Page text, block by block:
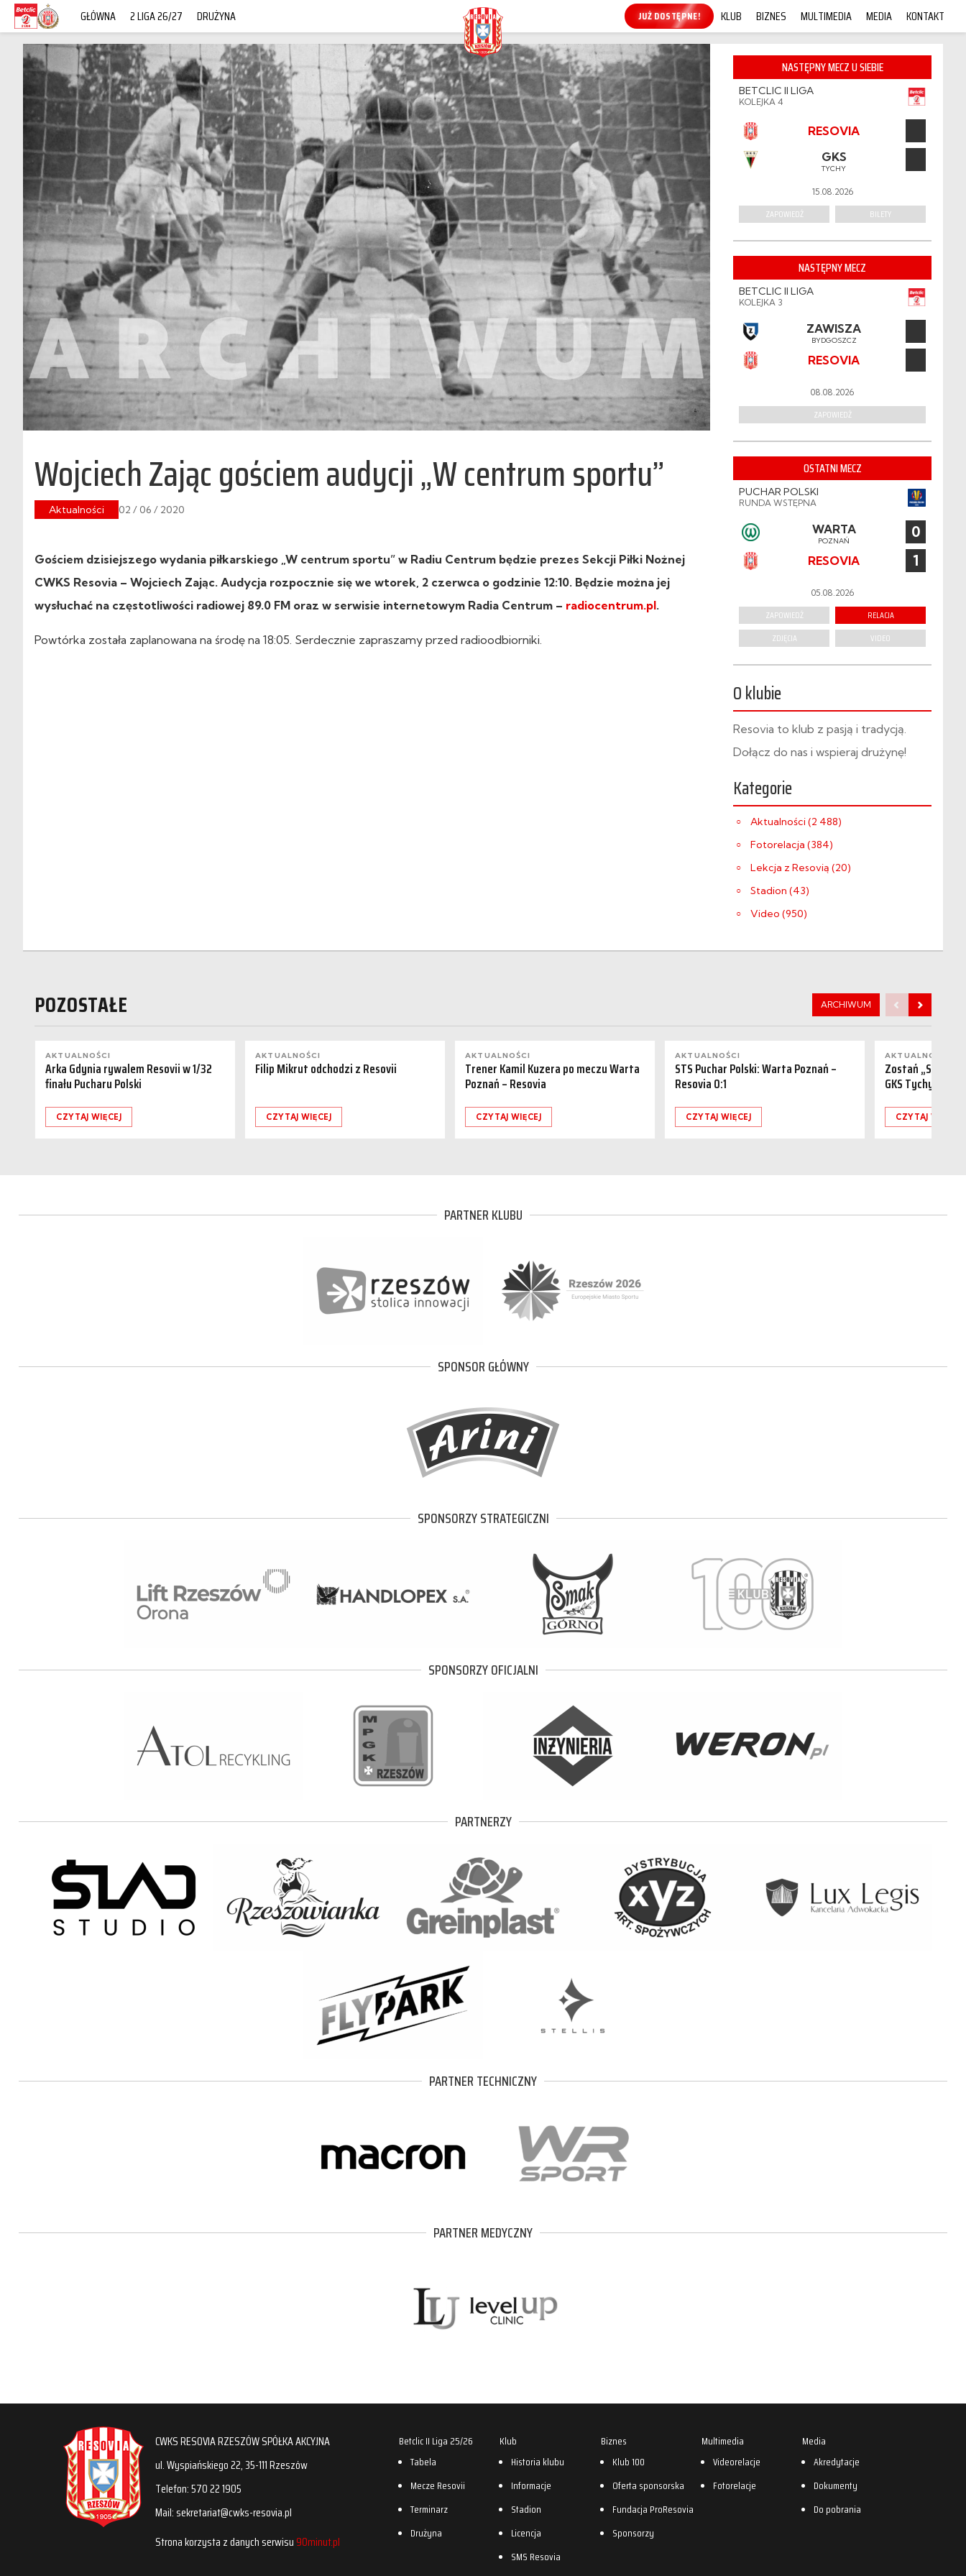
GŁÓWNA 2 LIGA 26/27 DRUŻYNA KUP ONLINE! KLUB BIZNES MULTIMEDIA MEDIA KONTAKT
Wojciech Zając gościem audycji „W centrum sportu”
Aktualności 02 / 06 / 2020
Gościem dzisiejszego wydania piłkarskiego „W centrum sportu” w Radiu Centrum będzie prezes Sekcji Piłki Nożnej
CWKS Resovia – Wojciech Zając. Audycja rozpocznie się we wtorek, 2 czerwca o godzinie 12:10. Będzie można jej
wysłuchać na częstotliwości radiowej 89.0 FM oraz w serwisie internetowym Radia Centrum – radiocentrum.pl.
Powtórka została zaplanowana na środę na 18:05. Serdecznie zapraszamy przed radioodbiorniki.
NASTĘPNY MECZ U SIEBIE
BETCLIC II LIGA
KOLEJKA 4
RESOVIA
GKS
TYCHY
15.08.2026
ZAPOWIEDŹ BILETY
NASTĘPNY MECZ
BETCLIC II LIGA
KOLEJKA 3
ZAWISZA
BYDGOSZCZ
RESOVIA
08.08.2026
ZAPOWIEDŹ
OSTATNI MECZ
PUCHAR POLSKI
RUNDA WSTĘPNA
WARTA
POZNAŃ 0
RESOVIA 1
05.08.2026
ZAPOWIEDŹ
RELACJA
ZDJĘCIA
VIDEO
O klubie
Resovia to klub z pasją i tradycją.
Dołącz do nas i wspieraj drużynę!
Kategorie
Aktualności (2 488)
Fotorelacja (384)
Lekcja z Resovią (20)
Stadion (43)
Video (950)
POZOSTAŁE ARCHIWUM
AKTUALNOŚCI
Arka Gdynia rywalem Resovii w 1/32
finału Pucharu Polski
CZYTAJ WIĘCEJ
AKTUALNOŚCI
Filip Mikrut odchodzi z Resovii
CZYTAJ WIĘCEJ
AKTUALNOŚCI
Trener Kamil Kuzera po meczu Warta
Poznań – Resovia
CZYTAJ WIĘCEJ
AKTUALNOŚCI
STS Puchar Polski: Warta Poznań –
Resovia 0:1
CZYTAJ WIĘCEJ
AKTUALNOŚCI
Zostań
GKS Tychy
CZYTAJ WIĘCEJ
PARTNER KLUBU
SPONSOR GŁÓWNY
SPONSORZY STRATEGICZNI
SPONSORZY OFICJALNI
PARTNERZY
PARTNER TECHNICZNY
PARTNER MEDYCZNY
CWKS RESOVIA RZESZÓW SPÓŁKA AKCYJNA
ul. Wyspiańskiego 22, 35-111 Rzeszów
Telefon: 570 22 1905
Mail: sekretariat@cwks-resovia.pl
Strona korzysta z danych serwisu90minut.pl
Betclic II Liga 25/26
Tabela
Mecze Resovii
Terminarz
Drużyna
Klub
Historia klubu
Informacje
Stadion
Licencja
SMS Resovia
Biznes
Klub 100
Oferta sponsorska
Fundacja ProResovia
Sponsorzy
Multimedia
Videorelacje
Fotorelacje
Media
Akredytacje
Dokumenty
Do pobrania